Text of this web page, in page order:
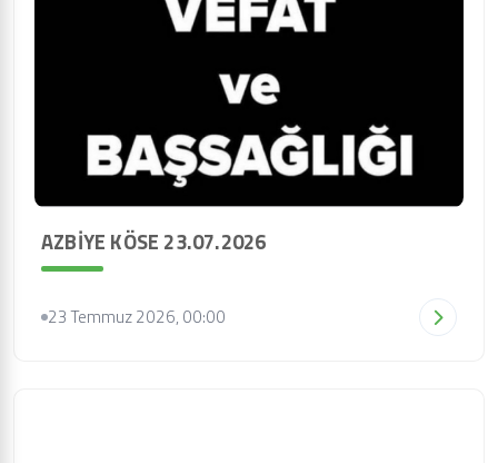
AZBİYE KÖSE 23.07.2026
23 Temmuz 2026, 00:00